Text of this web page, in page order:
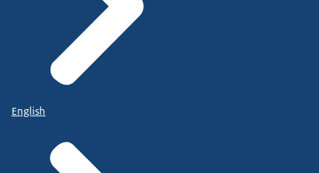
English